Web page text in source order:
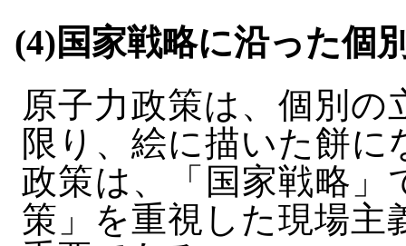
(4)国家戦略に沿った個
原子力政策は、個別
限り、絵に描いた餅
政策は、「国家戦略」
策」を重視した現場主